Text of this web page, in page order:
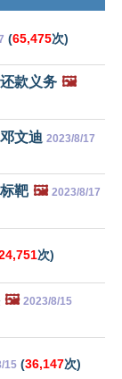
(65,475次)
款义务 🖼️
文迪 2023/8/17
靶 🖼️ 2023/8/17
次)
🖼️ 2023/8/15
15 (36,147次)